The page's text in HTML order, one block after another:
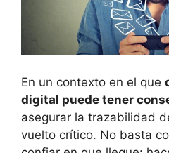
En un contexto en el que
digital puede tener
asegurar la trazabilidad
vuelto crítico. No basta